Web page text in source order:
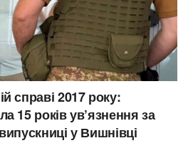
справі 2017 року:
15 років ув’язнення за
у Вишнівці